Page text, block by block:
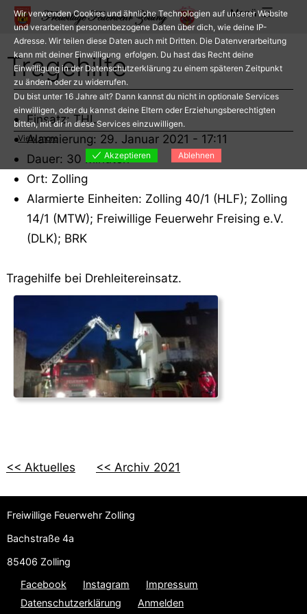
Zum
Inhalt
springen
Menü
Tragehilfe
Einsatz: THL
Alarmierung: 29. Januar 2021 - 17:11
Dauer: 30 Minuten
Ort: Zolling
Alarmierte Einheiten: Zolling 40/1 (HLF); Zolling
14/1 (MTW); Freiwillige Feuerwehr Freising e.V.
(DLK); BRK
Tragehilfe bei Drehleitereinsatz.
<< Aktuelles << Archiv 2021
Freiwillige Feuerwehr Zolling
Bachstraße 4a
85406 Zolling
Facebook
Instagram
Impressum
Datenschutzerklärung
Anmelden
Wir verwenden Cookies und ähnliche Technologien auf unserer Website
und verarbeiten personenbezogene Daten über dich, wie deine IP-
Adresse. Wir teilen diese Daten auch mit Dritten. Die Datenverarbeitung
kann mit deiner Einwilligung erfolgen. Du hast das Recht deine
Einwilligung in der Datenschutzerklärung zu einem späteren Zeitpunkt
zu ändern oder zu widerrufen.
Du bist unter 16 Jahre alt? Dann kannst du nicht in optionale Services
einwilligen, oder du kannst deine Eltern oder Erziehungsberechtigten
bitten, mit dir in diese Services einzuwilligen.
View more
Akzeptieren
Ablehnen